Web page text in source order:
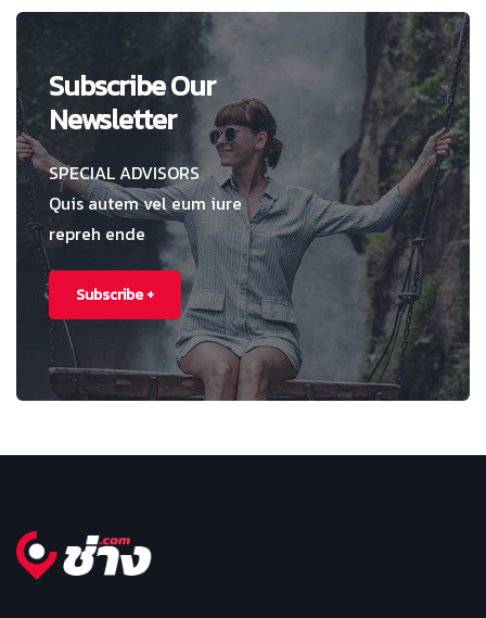
Subscribe Our
Newsletter
SPECIAL ADVISORS
Quis autem vel eum iure
repreh ende
Subscribe +